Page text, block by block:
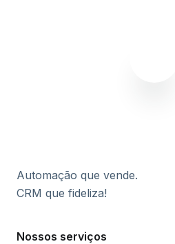
Automação que vende.
CRM que fideliza!
Nossos serviços